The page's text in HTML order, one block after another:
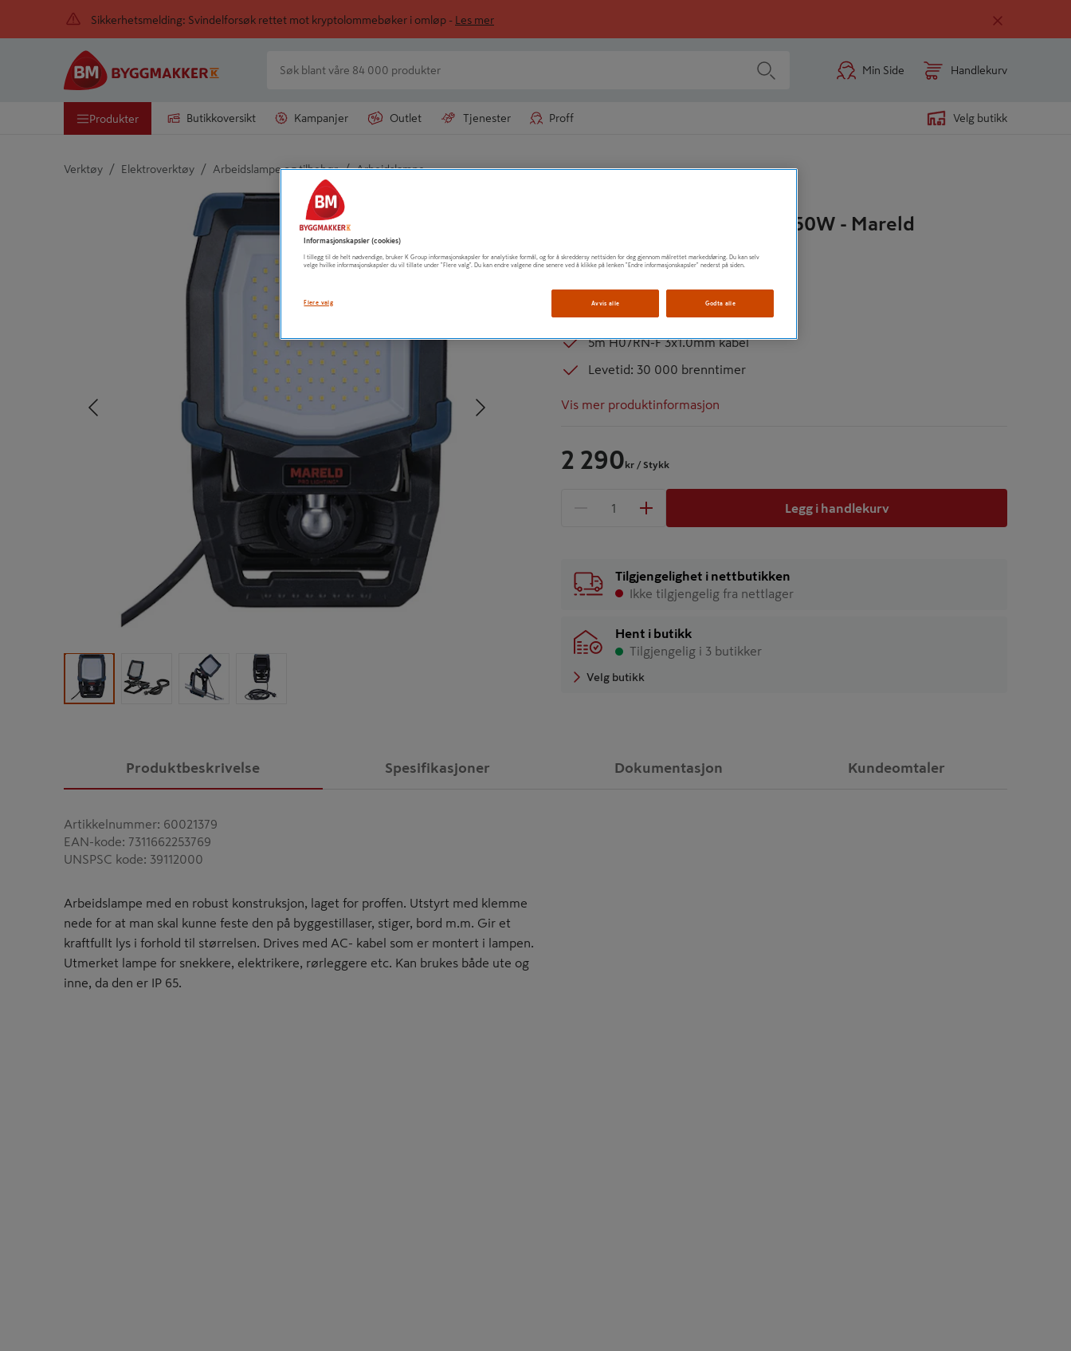
Sikkerhetsmelding: Svindelforsøk rettet mot kryptolommebøker i omløp - Les mer
Min Side Handlekurv
Produkter Butikkoversikt Kampanjer Outlet Tjenester Proff Velg butikk
Verktøy / Elektroverktøy / Arbeidslampe og tilbehør / Arbeidslampe
Detaljert beskrivelse finnes i produktbeskrivelsen
Produktbilde 1Produktbilde 2Produktbilde 3Produktbilde 4
Arbeidslampe Shiny 7000 50W - Mareld
IP65 klassifisert
7000 lm
6500 kelvin
5m H07RN-F 3x1.0mm kabel
Levetid: 30 000 brenntimer
Vis mer produktinformasjon
2 290 kr / Stykk
1 produkter
Legg i handlekurv
Tilgjengelighet i nettbutikken
Ikke tilgjengelig fra nettlager
Hent i butikk
Tilgjengelig i 3 butikker
Velg butikk
Produktbeskrivelse Spesifikasjoner Dokumentasjon Kundeomtaler
Artikkelnummer: 60021379
EAN-kode: 7311662253769
UNSPSC kode: 39112000
Arbeidslampe med en robust konstruksjon, laget for proffen. Utstyrt med klemme
nede for at man skal kunne feste den på byggestillaser, stiger, bord m.m. Gir et
kraftfullt lys i forhold til størrelsen. Drives med AC- kabel som er montert i lampen.
Utmerket lampe for snekkere, elektrikere, rørleggere etc. Kan brukes både ute og
inne, da den er IP 65.
Informasjonskapsler (cookies)
I tillegg til de helt nødvendige, bruker K Group informasjonskapsler for analytiske formål, og for å skreddersy nettsiden for deg gjennom målrettet markedsføring. Du kan selv
velge hvilke informasjonskapsler du vil tillate under "Flere valg". Du kan endre valgene dine senere ved å klikke på lenken "Endre informasjonskapsler" nederst på siden.
Flere valg Avvis alle Godta alle